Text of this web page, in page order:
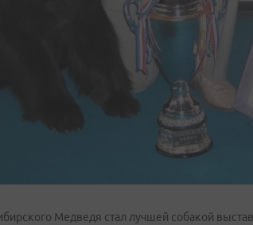
Медведя стал лучшей собакой